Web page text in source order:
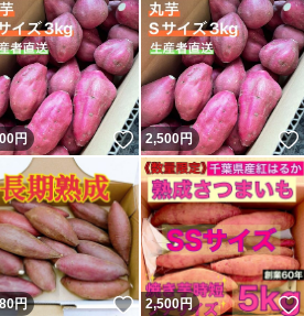
ね！
円 いいね！
2,500円
ね！
円 いいね！
2,500円